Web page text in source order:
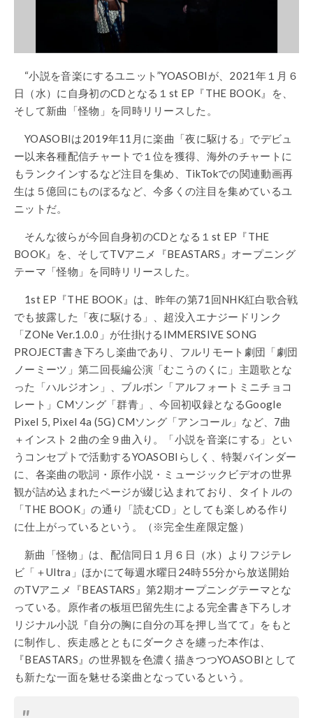
“小説を音楽にするユニット”YOASOBIが、2021年１月６
日（水）に自身初のCDとなる１st EP『THE BOOK』を、
そして新曲「怪物」を同時リリースした。
YOASOBIは2019年11月に楽曲「夜に駆ける」でデビュ
ー以来各種配信チャートで１位を獲得、海外のチャートに
もランクインするなど注目を集め、TikTokでの関連動画再
生は５億回にものぼるなど、今多くの注目を集めているユ
ニットだ。
そんな彼らが今回自身初のCDとなる１st EP『THE
BOOK』を、そしてTVアニメ『BEASTARS』オープニング
テーマ「怪物」を同時リリースした。
1st EP『THE BOOK』は、昨年の第71回NHK紅白歌合戦
でも披露した「夜に駆ける」、超没入エナジードリンク
「ZONe Ver.1.0.0」が仕掛けるIMMERSIVE SONG
PROJECT書き下ろし楽曲であり、フルリモート劇団「劇団
ノーミーツ」第二回長編公演「むこうのくに」主題歌とな
った「ハルジオン」、ブルボン「アルフォートミニチョコ
レート」CMソング「群青」、今回初収録となるGoogle
Pixel 5, Pixel 4a (5G) CMソング「アンコール」など、7曲
＋インスト２曲の全９曲入り。「小説を音楽にする」とい
うコンセプトで活動するYOASOBIらしく、特製バインダー
に、各楽曲の歌詞・原作小説・ミュージックビデオの世界
観が詰め込まれたページが綴じ込まれており、タイトルの
「THE BOOK」の通り「読むCD」としても楽しめる作り
に仕上がっているという。（※完全生産限定盤）
新曲「怪物」は、配信同日１月６日（水）よりフジテレ
ビ「＋Ultra」ほかにて毎週水曜日24時55分から放送開始
のTVアニメ『BEASTARS』第2期オープニングテーマとな
っている。原作者の板垣巴留先生による完全書き下ろしオ
リジナル小説『自分の胸に自分の耳を押し当てて』をもと
に制作し、疾走感とともにダークさを纏った本作は、
『BEASTARS』の世界観を色濃く描きつつYOASOBIとして
も新たな一面を魅せる楽曲となっているという。